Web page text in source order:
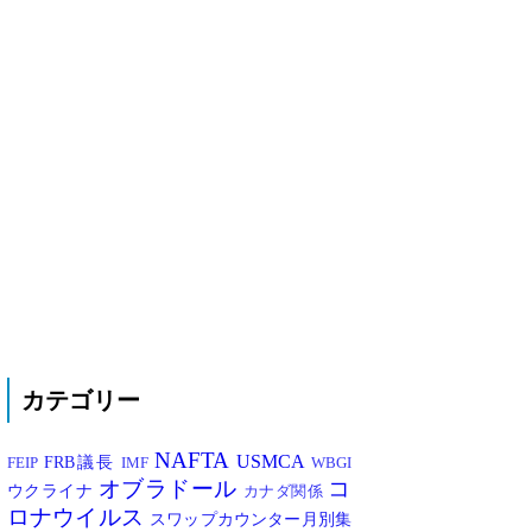
カテゴリー
FEIP FRB議長IMFNAFTAUSMCA WBGI
ウクライナ オブラドール カナダ関係 コ
ロナウイルス
スワップカウンター月別集